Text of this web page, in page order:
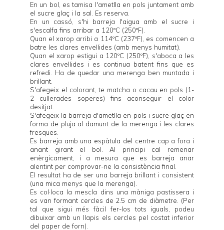
En un bol, es tamisa l'ametlla en pols juntament amb
el sucre glaç i la sal. Es reserva.
En un cassó, s'hi barreja l'aigua amb el sucre i
s'escalfa fins arribar a 120ºC (250ºF).
Quan el xarop arribi a 114ºC (237ºF), es comencen a
batre les clares envellides (amb menys humitat).
Quan el xarop estigui a 120ºC (250ºF), s'aboca a les
clares envellides i es continua batent fins que es
refredi. Ha de quedar una merenga ben muntada i
brillant.
S'afegeix el colorant, te matcha o cacau en pols (1-
2 cullerades soperes) fins aconseguir el color
desitjat.
S'afegeix la barreja d'ametlla en pols i sucre glaç en
forma de pluja al damunt de la merenga i les clares
fresques.
Es barreja amb una espàtula del centre cap a fora i
anant girant el bol. Al principi cal remenar
enèrgicament, i a mesura que es barreja anar
alentint per comprovar-ne la consistència final.
El resultat ha de ser una barreja brillant i consistent
(una mica menys que la merenga).
Es col·loca la mescla dins una màniga pastissera i
es van formant cercles de 2.5 cm de diàmetre. (Per
tal que sigui més fàcil fer-los tots iguals, podeu
dibuixar amb un llapis els cercles pel costat inferior
del paper de forn).